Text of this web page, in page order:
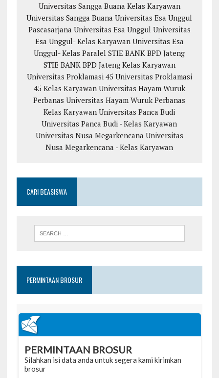
Universitas Sangga Buana Kelas Karyawan
Universitas Sangga Buana Universitas Esa Unggul
Pascasarjana Universitas Esa Unggul Universitas
Esa Unggul- Kelas Karyawan Universitas Esa
Unggul- Kelas Paralel STIE BANK BPD Jateng
STIE BANK BPD Jateng Kelas Karyawan
Universitas Proklamasi 45 Universitas Proklamasi
45 Kelas Karyawan Universitas Hayam Wuruk
Perbanas Universitas Hayam Wuruk Perbanas
Kelas Karyawan Universitas Panca Budi
Universitas Panca Budi - Kelas Karyawan
Universitas Nusa Megarkencana Universitas
Nusa Megarkencana - Kelas Karyawan
CARI BEASISWA
PERMINTAAN BROSUR